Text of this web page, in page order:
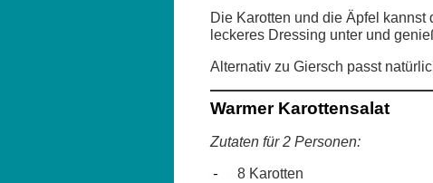
Die Karotten und die Äpfel
leckeres Dressing unter und
Alternativ zu Giersch passt
Warmer Karottensalat
Zutaten für 2 Personen:
8 Karotten